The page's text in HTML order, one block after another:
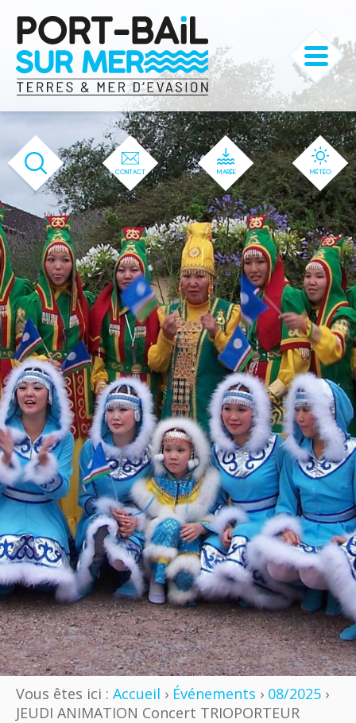
CONTACT MARÉE MÉTÉO
Vous êtes ici : Accueil › Événements › 08/2025 ›
JEUDI ANIMATION Concert TRIOPORTEUR